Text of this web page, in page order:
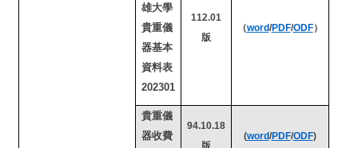
雄大學
貴重儀
器基本
資料表
202301
112.01
版
（word/PDF/ODF）
貴重儀
器收費
94.10.18
版
(word/PDF/ODF)